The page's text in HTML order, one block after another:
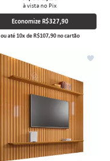
à vista no Pix
Economize R$327,90
ou até10xdeR$107,90no cartão